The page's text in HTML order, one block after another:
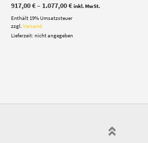
917,00€– 1.077,00€Preisspanne:
bis
inkl. MwSt.
Enthält 19% Umsatzsteuer
zzgl.Versand
Lieferzeit: nicht angegeben